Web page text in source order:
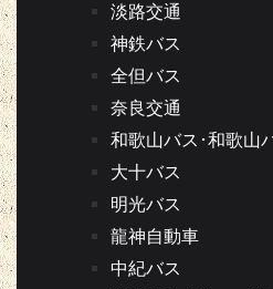
淡路交通
神鉄バス
全但バス
奈良交通
和歌山バス･和歌山
大十バス
明光バス
龍神自動車
中紀バス